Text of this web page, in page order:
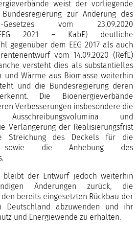
weist der vorliegende
zur Änderung des
Gesetzes vom 23.09.2020
EEG 2021 – KabE) deutliche
gegenüber dem EEG 2017 als auch
vom 14.09.2020 (RefE)
versteht dies als substantielles
und Wärme aus Biomasse weiterhin
und die Bundesregierung deren
Die Bioenergieverbände
Verbesserungen insbesondere die
und
Verlängerung der Realisierungsfrist
Streichung des Deckels für die
sowie die Anhebung des
bleibt der Entwurf jedoch weiterhin
Änderungen zurück, die
bereits eingesetzten Rückbau der
Deutschland abzuwenden und ihr
und Energiewende zu erhalten.